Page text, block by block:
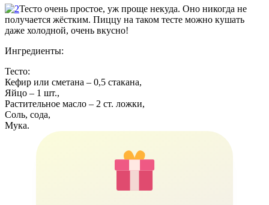
Тесто очень простое, уж проще некуда. Оно никогда не
получается жёстким. Пиццу на таком тесте можно кушать
даже холодной, очень вкусно!
Ингредиенты:
Тесто:
Кефир или сметана – 0,5 стакана,
Яйцо – 1 шт.,
Растительное масло – 2 ст. ложки,
Соль, сода,
Мука.